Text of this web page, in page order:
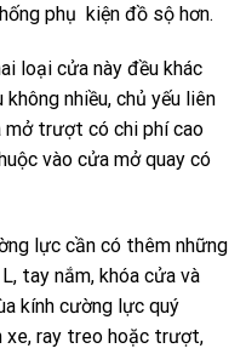
phụ kiện đồ sộ hơn.
loại cửa này đều khác
nhiều, chủ yếu liên
mở trượt có chi phí cao
vào cửa mở quay có
lực cần có thêm những
tay nắm, khóa cửa và
kính cường lực quý
xe, ray treo hoặc trượt,